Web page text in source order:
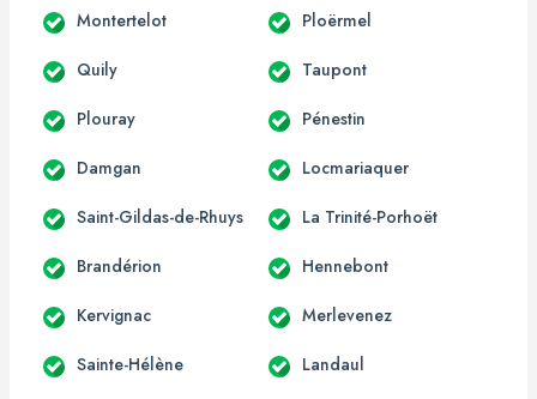
Montertelot Ploërmel
Quily Taupont
Plouray Pénestin
Damgan Locmariaquer
Saint-Gildas-de-Rhuys La Trinité-Porhoët
Brandérion Hennebont
Kervignac Merlevenez
Sainte-Hélène Landaul